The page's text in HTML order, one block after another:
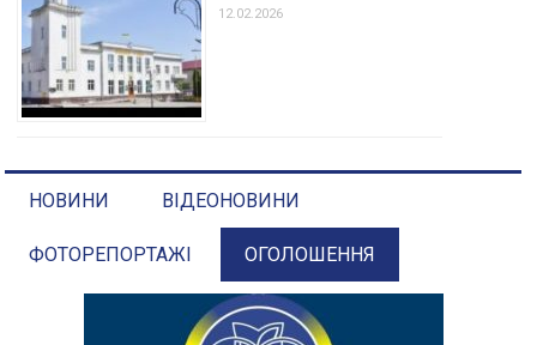
12.02.2026
НОВИНИ ВІДЕОНОВИНИ
ФОТОРЕПОРТАЖІ ОГОЛОШЕННЯ